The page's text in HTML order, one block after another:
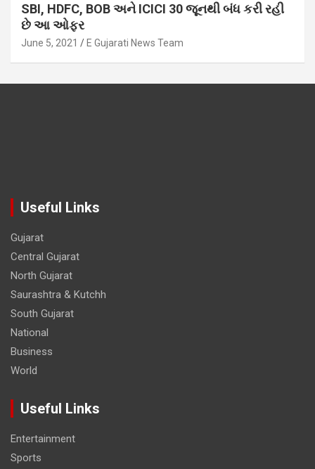
SBI, HDFC, BOB અને ICICI 30 જૂનથી બંધ કરી રહી
છે આ ઓફર
June 5, 2021 E Gujarati News Team
Useful Links
Gujarat
Central Gujarat
North Gujarat
Saurashtra & Kutchh
South Gujarat
National
Business
World
Useful Links
Entertainment
Sports